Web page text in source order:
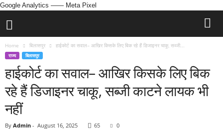
Google Analytics —— Meta Pixel
Home बिलासपुर हाईकोर्ट का सवाल– आखिर किसके लिए बिक रहे हैं डिजाइनर चाकू, सब्जी...
राज्य बिलासपुर
हाईकोर्ट का सवाल– आखिर किसके लिए बिक
रहे हैं डिजाइनर चाकू, सब्जी काटने लायक भी
नहीं
By Admin - August 16, 2025 65 0